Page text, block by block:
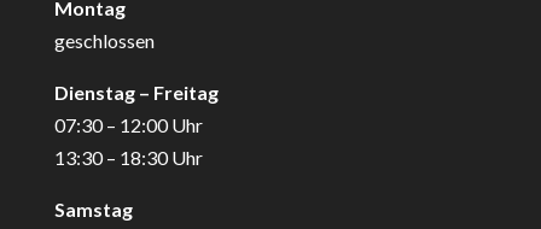
Montag
geschlossen
Dienstag – Freitag
07:30 – 12:00 Uhr
13:30 – 18:30 Uhr
Samstag